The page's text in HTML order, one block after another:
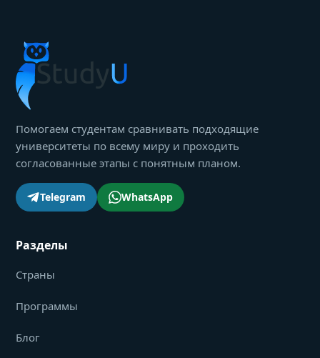
Помогаем студентам сравнивать подходящие
университеты по всему миру и проходить
согласованные этапы с понятным планом.
Telegram WhatsApp
Разделы
Страны
Программы
Блог